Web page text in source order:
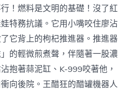
！燃料是文明的基礎！沒了紅
特務抗議。它用小嘴咬住廖沾
它背上的枸杞推進器。推進器
的輕微煎煮聲，伴隨著一股濃
抱著蒜泥缸、K-999咬著他，
向後院。王醋狂的醋罐機器人